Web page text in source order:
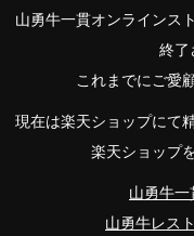
山勇牛一貫オンラインス
終了
これまでにご愛
現在は楽天ショップにて
楽天ショップ
山勇牛
山勇牛レス